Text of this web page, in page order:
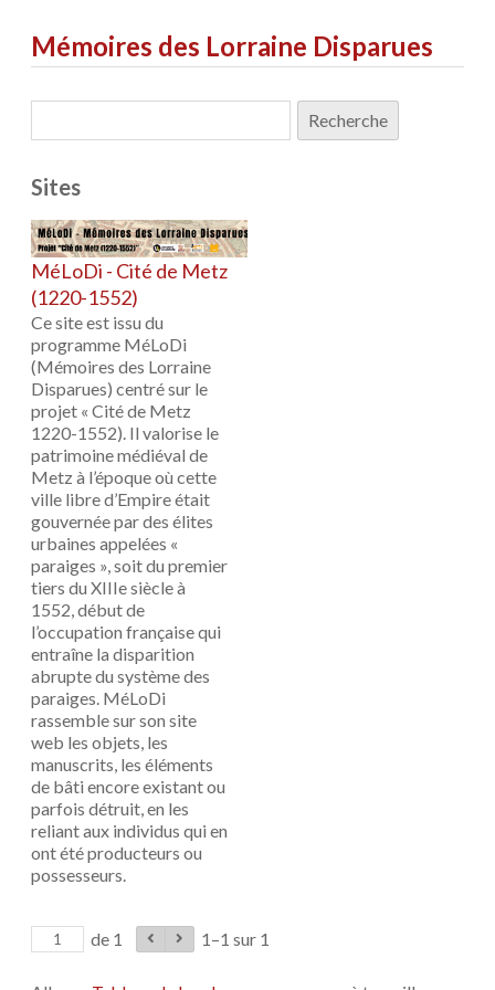
Mémoires des Lorraine Disparues
Sites
MéLoDi - Cité de Metz
(1220-1552)
Ce site est issu du
programme MéLoDi
(Mémoires des Lorraine
Disparues) centré sur le
projet « Cité de Metz
1220-1552). Il valorise le
patrimoine médiéval de
Metz à l’époque où cette
ville libre d’Empire était
gouvernée par des élites
urbaines appelées «
paraiges », soit du premier
tiers du XIIIe siècle à
1552, début de
l’occupation française qui
entraîne la disparition
abrupte du système des
paraiges. MéLoDi
rassemble sur son site
web les objets, les
manuscrits, les éléments
de bâti encore existant ou
parfois détruit, en les
reliant aux individus qui en
ont été producteurs ou
possesseurs.
de 1 1–1 sur 1